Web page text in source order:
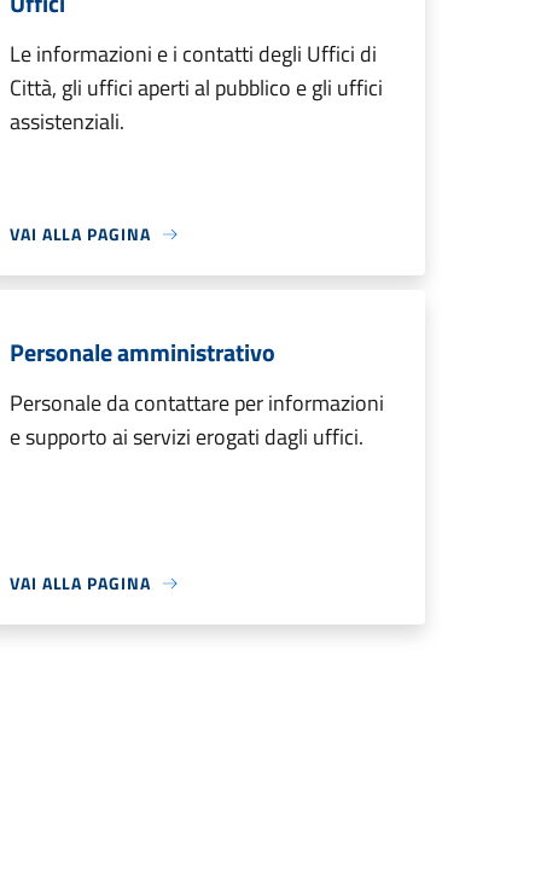
Le informazioni e i contatti degli Uffici di
Città, gli uffici aperti al pubblico e gli uffici
assistenziali.
VAI ALLA PAGINA
Personale amministrativo
Personale da contattare per informazioni
e supporto ai servizi erogati dagli uffici.
VAI ALLA PAGINA